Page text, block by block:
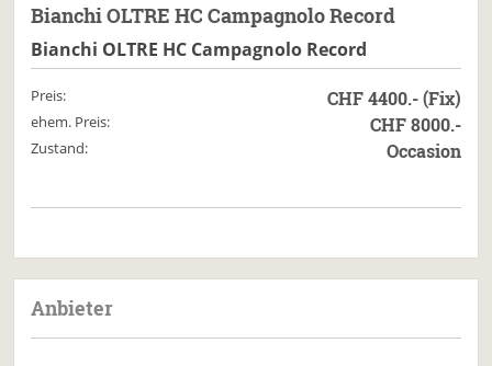
Bianchi OLTRE HC Campagnolo Record
Bianchi OLTRE HC Campagnolo Record
Preis: CHF 4400.- (Fix)
ehem. Preis: CHF 8000.-
Zustand: Occasion
Anbieter